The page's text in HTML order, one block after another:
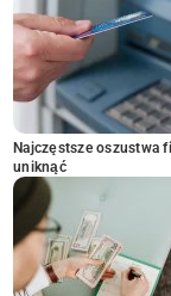
Najczęstsze oszustwa
uniknąć